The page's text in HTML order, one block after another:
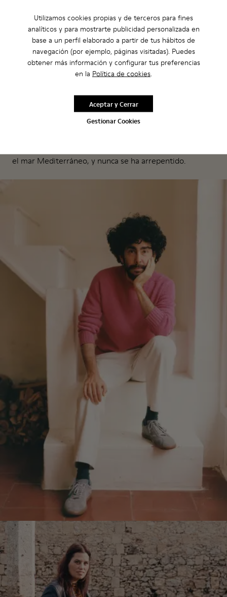
Utilizamos cookies propias y de terceros para fines
analíticos y para mostrarte publicidad personalizada en
base a un perfil elaborado a partir de tus hábitos de
navegación (por ejemplo, páginas visitadas). Puedes
obtener más información y configurar tus preferencias
en la Política de cookies.
Gestionar Cookies
Aceptar y Cerrar
El «placer inconfesable» de Omar es leer el periódico de
la isla en un bar local. Este gusto por los medios de
comunicación «tradicionales» está en consonancia con la
marcada identidad impresa de Apartamento y el hecho
el cual la familia de Omar se mudó a Menorca. Su padre
se enamoró y compró una casa aquí en el año 2000,
donde Omar venía a visitarle. Tras un corto periodo
el mar Mediterráneo, y nunca se ha arrepentido.